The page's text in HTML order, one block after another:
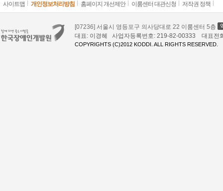
사이트맵 개인정보처리방침 홈페이지 개선제안 이룸센터 대관신청 저작권 정책
[07236] 서울시 영등포구 의사당대로 22 이룸센터 5층
대표: 이경혜 사업자등록번호: 219-82-00333 대표
COPYRIGHTS (C)2012 KODDI. ALL RIGHTS RESERVED.